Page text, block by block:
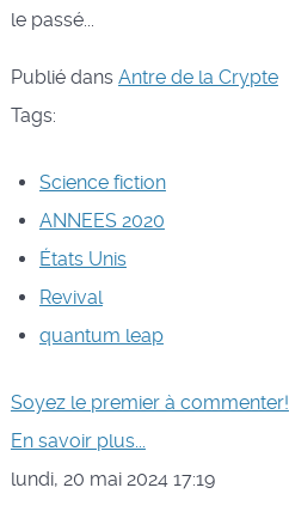
le passé...
Publié dans Antre de la Crypte
Tags:
Science fiction
ANNEES 2020
États Unis
Revival
quantum leap
Soyez le premier à commenter!
En savoir plus...
lundi, 20 mai 2024 17:19